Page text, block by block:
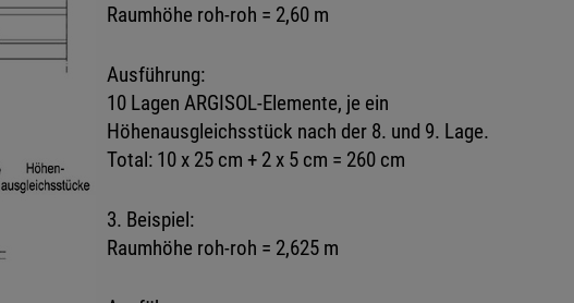
Raumhöhe roh-roh = 2,60 m
Ausführung:
10 Lagen ARGISOL-Elemente, je ein
Höhenausgleichsstück nach der 8. und 9. Lage.
Total: 10 x 25 cm + 2 x 5 cm = 260 cm
3. Beispiel:
Raumhöhe roh-roh = 2,625 m